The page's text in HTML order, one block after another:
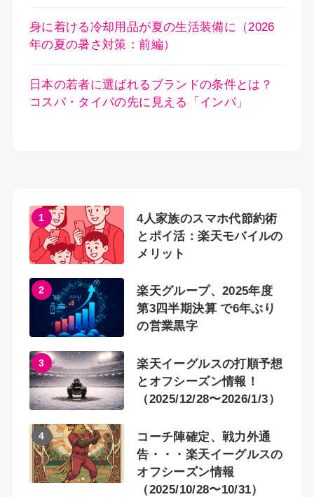
身に着ける冷却用品が夏の生活装備に（2026
年の夏の暑さ対策：前編）
日本の若者に選ばれるブランドの条件とは？
コスパ・タイパの先に見える「インパ」
1
4人家族のスマホ代節約術
とポイ活：楽天モバイルの
メリット
2
楽天グループ、2025年度
第3四半期決算 で6年ぶり
の営業黒字
3
楽天イーグルスの打順予想
とオフシーズン情報！
（2025/12/28〜2026/1/3）
4
コーチ陣確定、戦力外通
告・・・楽天イーグルスの
オフシーズン情報
（2025/10/28〜10/31）